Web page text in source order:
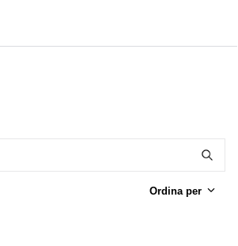
Ordina per